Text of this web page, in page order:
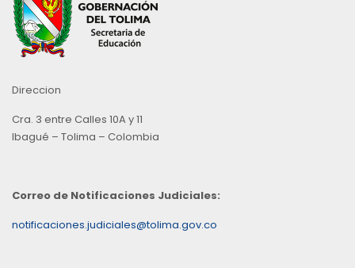
Direccion
Cra. 3 entre Calles 10A y 11
Ibagué – Tolima – Colombia
Correo de Notificaciones Judiciales:
notificaciones.judiciales@tolima.gov.co